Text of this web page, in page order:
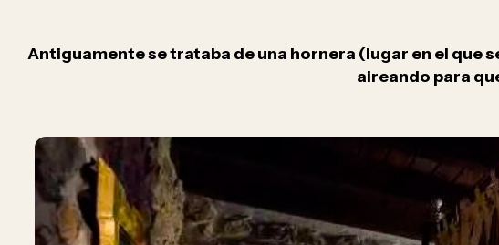
Antiguamente se trataba de una hornera (lugar en el que
aireando para